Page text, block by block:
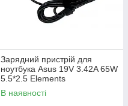
Зарядний пристрій для
ноутбука Asus 19V 3.42A 65W
5.5*2.5 Elements
В наявності